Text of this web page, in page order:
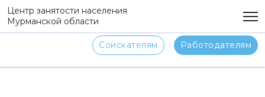
png
Центр занятости населения
Мурманской области
Соискателям Работодателям